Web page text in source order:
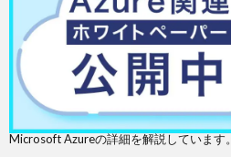
Microsoft Azureの詳細を解説しています。